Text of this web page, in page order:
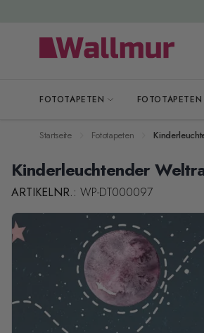
FOTOTAPETEN
Startseite Fototapeten
Kinderleuchtender
ARTIKELNR.: WP-DT000097